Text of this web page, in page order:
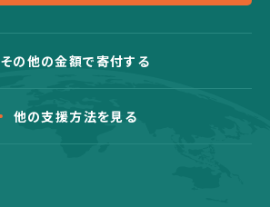
その他の金額で寄付する
他の支援方法を見る